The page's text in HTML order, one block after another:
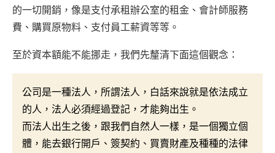
的一切開銷，像是支付承租辦公室的租金、會計師服務
費、購買原物料、支付員工薪資等等。
至於資本額能不能挪走，我們先釐清下面這個觀念：
公司是一種法人，所謂法人，白話來說就是依法成立
的人，法人必須經過登記，才能夠出生。
而法人出生之後，跟我們自然人一樣，是一個獨立個
體，能去銀行開戶、簽契約、買賣財產及種種的法律